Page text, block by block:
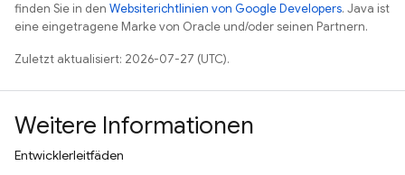
finden Sie in den Websiterichtlinien von Google Developers. Java ist
eine eingetragene Marke von Oracle und/oder seinen Partnern.
Zuletzt aktualisiert: 2026-07-27 (UTC).
Weitere Informationen
Entwicklerleitfäden